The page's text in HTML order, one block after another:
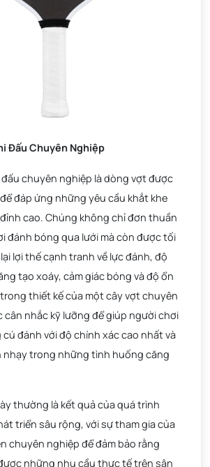
Đấu Chuyên Nghiệp
chuyên nghiệp là dòng vợt được
đáp ứng những yêu cầu khắt khe
cao. Chúng không chỉ đơn thuần
đánh bóng qua lưới mà còn được tối
lợi thế cạnh tranh về lực đánh, độ
tạo xoáy, cảm giác bóng và độ ổn
thiết kế của một cây vợt chuyên
cân nhắc kỹ lưỡng để giúp người chơi
đánh với độ chính xác cao nhất và
nhạy trong những tình huống căng
thường là kết quả của quá trình
triển sâu rộng, với sự tham gia của
chuyên nghiệp để đảm bảo rằng
những nhu cầu thực tế trên sân